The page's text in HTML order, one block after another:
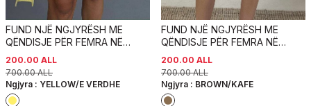
FUND NJË NGJYRËSH ME
QËNDISJE PËR FEMRA NË
NGJYRËN E VERDHË
700.00ALL
200.00 ALL
Ngjyra : YELLOW/E VERDHE
FUND NJË NGJYRËSH ME
QËNDISJE PËR FEMRA NË
NGJYRËN KAFE
700.00ALL
200.00 ALL
Ngjyra : BROWN/KAFE